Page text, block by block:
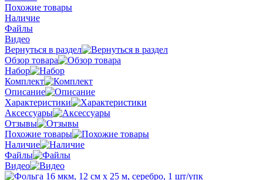
Похожие товары
Наличие
Файлы
Видео
Вернуться в раздел
Обзор товара
Набор
Комплект
Описание
Характеристики
Аксессуары
Отзывы
Похожие товары
Наличие
Файлы
Видео